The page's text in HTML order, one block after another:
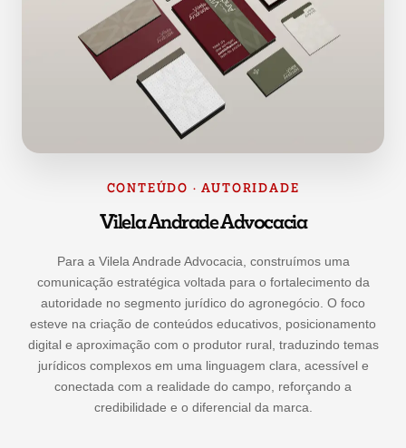
CONTEÚDO · AUTORIDADE
Vilela Andrade Advocacia
Para a Vilela Andrade Advocacia, construímos uma
comunicação estratégica voltada para o fortalecimento da
autoridade no segmento jurídico do agronegócio. O foco
esteve na criação de conteúdos educativos, posicionamento
digital e aproximação com o produtor rural, traduzindo temas
jurídicos complexos em uma linguagem clara, acessível e
conectada com a realidade do campo, reforçando a
credibilidade e o diferencial da marca.